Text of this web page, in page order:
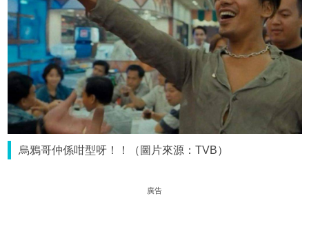
烏鴉哥仲係咁型呀！！（圖片來源：TVB）
廣告